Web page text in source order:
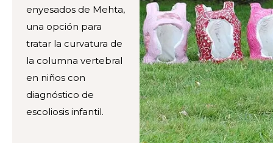
enyesados de Mehta,
una opción para
tratar la curvatura de
la columna vertebral
en niños con
diagnóstico de
escoliosis infantil.